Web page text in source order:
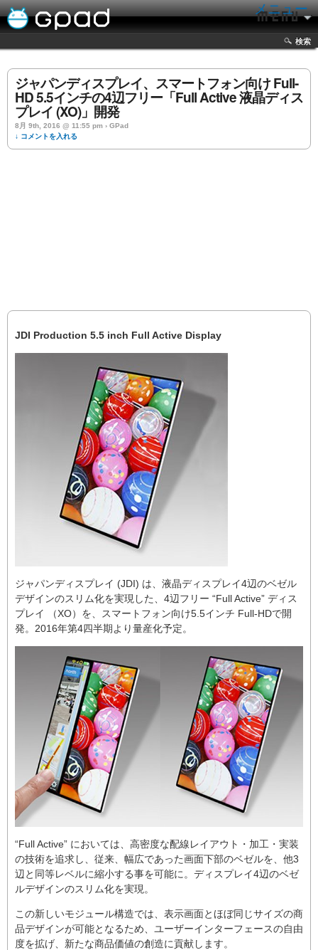
メニュー
検索
ジャパンディスプレイ、スマートフォン向け Full-
HD 5.5インチの4辺フリー「Full Active 液晶ディス
プレイ (XO)」開発
8月 9th, 2016 @ 11:55 pm › GPad
↓ コメントを入れる
JDI Production 5.5 inch Full Active Display
ジャパンディスプレイ (JDI) は、液晶ディスプレイ4辺のベゼル
デザインのスリム化を実現した、4辺フリー “Full Active” ディス
プレイ （XO）を、スマートフォン向け5.5インチ Full-HDで開
発。2016年第4四半期より量産化予定。
“Full Active” においては、高密度な配線レイアウト・加工・実装
の技術を追求し、従来、幅広であった画面下部のベゼルを、他3
辺と同等レベルに縮小する事を可能に。ディスプレイ4辺のベゼ
ルデザインのスリム化を実現。
この新しいモジュール構造では、表示画面とほぼ同じサイズの商
品デザインが可能となるため、ユーザーインターフェースの自由
度を拡げ、新たな商品価値の創造に貢献します。